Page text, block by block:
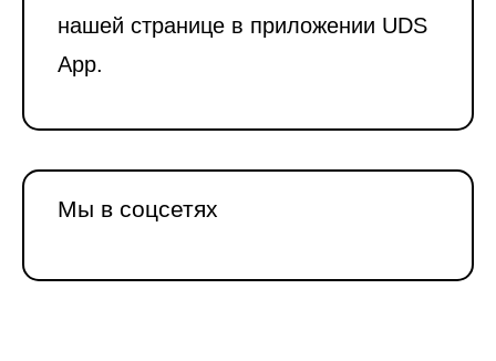
нашей странице в приложении UDS
App.
Мы в соцсетях